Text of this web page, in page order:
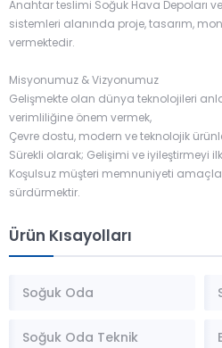
Anahtar teslimi Soğuk Hava Depoları
sistemleri alanında proje, tasarım,
vermektedir.
Misyonumuz & Vizyonumuz
Gelişmekte olan dünya teknolojileri
verimliliğine önem vermek,
Çevre dostu, modern ve teknolojik
Sürekli olarak; Gelişimi ve iyileştirmeyi
Koşulsuz müşteri memnuniyeti
sürdürmektir.
Ürün Kısayolları
Soğuk Oda
Soğuk Oda Teknik